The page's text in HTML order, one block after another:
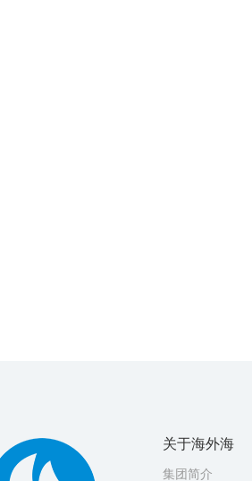
关于海外海
集团简介